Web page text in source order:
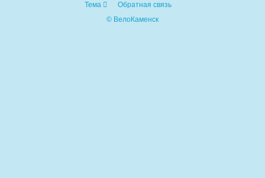
Тема
Обратная связь
© ВелоКаменск